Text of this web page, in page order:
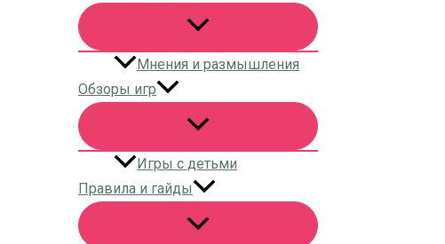
Мнения и размышления
Обзоры игр
Игры с детьми
Правила и гайды